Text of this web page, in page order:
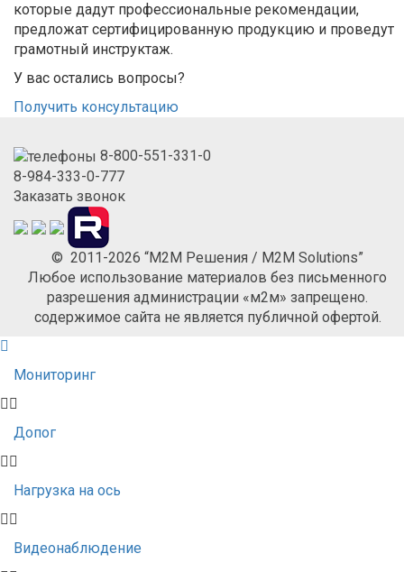
которые дадут профессиональные рекомендации,
предложат сертифицированную продукцию и проведут
грамотный инструктаж.
У вас остались вопросы?
Получить консультацию
8-800-551-331-0
8-984-333-0-777
Заказать звонок
© 2011-2026 “М2М Решения / M2M Solutions”
Любое использование материалов без письменного
разрешения администрации «м2м» запрещено.
содержимое сайта не является публичной офертой.
Мониторинг
Допог
Нагрузка на ось
Видеонаблюдение